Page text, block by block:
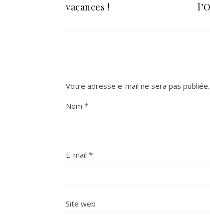
vacances !
Votre adresse e-mail ne sera pas publiée.
Nom *
E-mail *
Site web